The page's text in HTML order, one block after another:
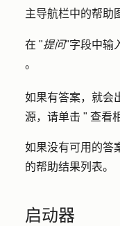
主导航栏中的帮助
在 "提问"字段中输
。
如果有答案，就会
源，请单击 " 查看
如果没有可用的答
的帮助结果列表。
启动器